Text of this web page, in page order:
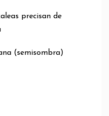
precisan de
(semisombra)